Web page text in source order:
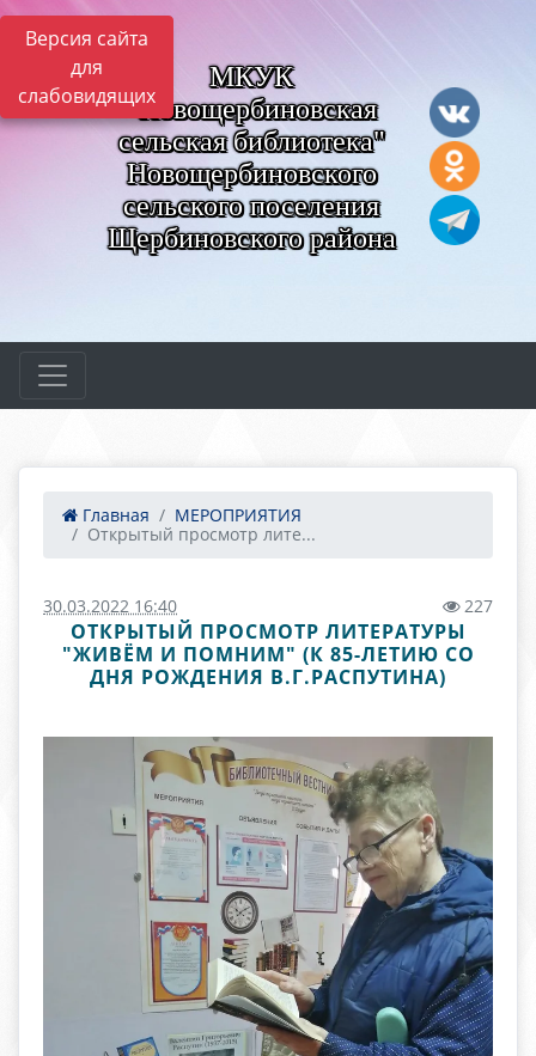
Версия сайта
для
слабовидящих
МКУК
"Новощербиновская
сельская библиотека"
Новощербиновского
сельского поселения
Щербиновского района
Главная
МЕРОПРИЯТИЯ
Открытый просмотр лите...
30.03.2022 16:40 227
ОТКРЫТЫЙ ПРОСМОТР ЛИТЕРАТУРЫ
"ЖИВЁМ И ПОМНИМ" (К 85-ЛЕТИЮ СО
ДНЯ РОЖДЕНИЯ В.Г.РАСПУТИНА)